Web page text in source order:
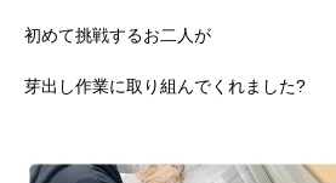
初めて挑戦するお二人が
芽出し作業に取り組んでくれました?